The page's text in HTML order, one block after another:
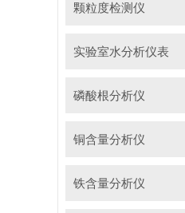
颗粒度检测仪
实验室水分析仪表
磷酸根分析仪
铜含量分析仪
铁含量分析仪